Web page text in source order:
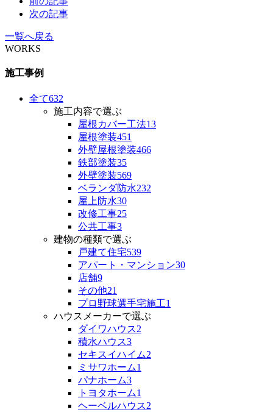
次の記事
一覧へ戻る
WORKS
施工事例
全て632
施工内容で選ぶ
屋根カバー工法13
屋根塗装451
外壁屋根塗装466
鉄部塗装35
外壁塗装569
ベランダ防水232
屋上防水30
改修工事25
公共工事3
建物の種類で選ぶ
戸建て住宅539
アパート・マンション30
店舗9
その他21
プロ野球選手宅施工1
ハウスメーカーで選ぶ
ダイワハウス2
積水ハウス3
セキスイハイム2
ミサワホーム1
パナホーム3
トヨタホーム1
ヘーベルハウス2